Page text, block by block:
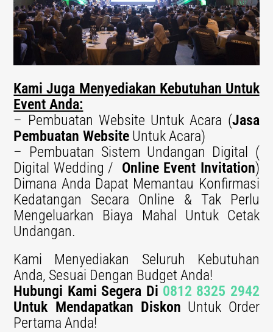
Kami Juga Menyediakan Kebutuhan Untuk
Event Anda:
– Pembuatan Website Untuk Acara (Jasa
Pembuatan Website Untuk Acara)
– Pembuatan Sistem Undangan Digital (
Digital Wedding / Online Event Invitation)
Dimana Anda Dapat Memantau Konfirmasi
Kedatangan Secara Online & Tak Perlu
Mengeluarkan Biaya Mahal Untuk Cetak
Undangan.
Kami Menyediakan Seluruh Kebutuhan
Anda, Sesuai Dengan Budget Anda!
Hubungi Kami Segera Di 0812 8325 2942
Untuk Mendapatkan Diskon Untuk Order
Pertama Anda!